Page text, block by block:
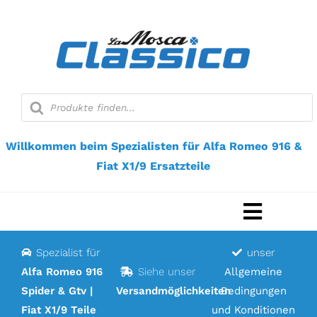
Suche
nach
Produkten
Willkommen beim Spezialisten für Alfa Romeo 916 &
Fiat X1/9 Ersatzteile
Webshop
Spezialist für
Alfa Romeo 916
Spider & Gtv |
Fiat X1/9 Teile
Siehe unser
Versandmöglichkeiten
unser
Allgemeine
Bedingungen
und Konditionen